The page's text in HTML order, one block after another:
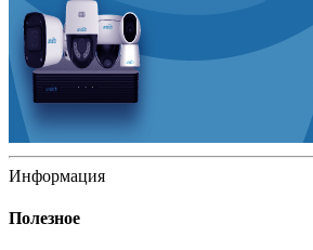
Информация
Полезное